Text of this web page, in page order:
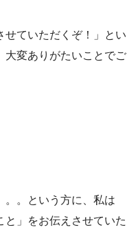
せていただくぞ！」とい
大変ありがたいことでご
。。という方に、私は
と」をお伝えさせていた